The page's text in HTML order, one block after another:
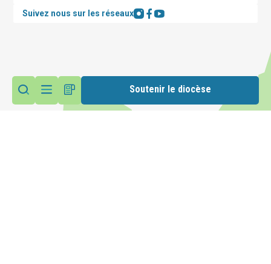
Soutenir le diocèse
Suivez nous sur les réseaux